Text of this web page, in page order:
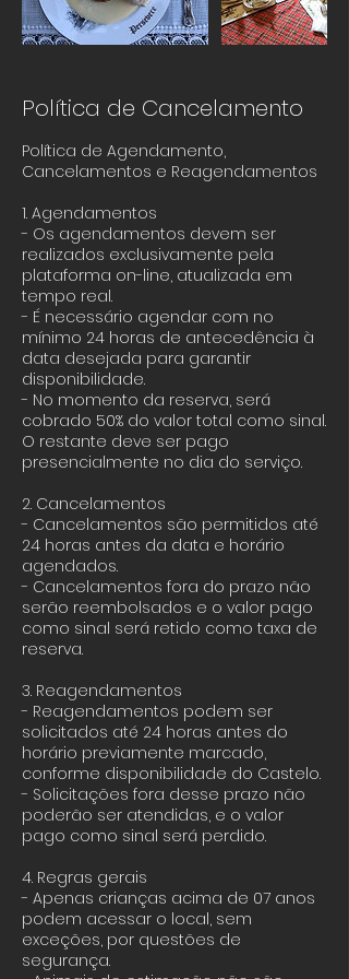
Política de Cancelamento
Política de Agendamento,
Cancelamentos e Reagendamentos
1. Agendamentos
- Os agendamentos devem ser
realizados exclusivamente pela
plataforma on-line, atualizada em
tempo real.
- É necessário agendar com no
mínimo 24 horas de antecedência à
data desejada para garantir
disponibilidade.
- No momento da reserva, será
cobrado 50% do valor total como sinal.
O restante deve ser pago
presencialmente no dia do serviço.
2. Cancelamentos
- Cancelamentos são permitidos até
24 horas antes da data e horário
agendados.
- Cancelamentos fora do prazo não
serão reembolsados e o valor pago
como sinal será retido como taxa de
reserva.
3. Reagendamentos
- Reagendamentos podem ser
solicitados até 24 horas antes do
horário previamente marcado,
conforme disponibilidade do Castelo.
- Solicitações fora desse prazo não
poderão ser atendidas, e o valor
pago como sinal será perdido.
4. Regras gerais
- Apenas crianças acima de 07 anos
podem acessar o local, sem
exceções, por questões de
segurança.